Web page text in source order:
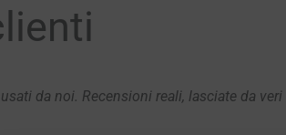
da noi. Recensioni reali, lasciate da